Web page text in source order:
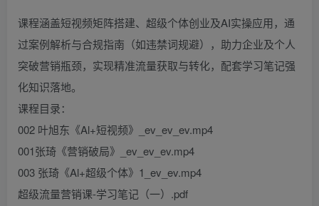
课程涵盖短视频矩阵搭建、超级个体创业及AI实操应用，通
过案例解析与合规指南（如违禁词规避），助力企业及个人
突破营销瓶颈，实现精准流量获取与转化，配套学习笔记强
化知识落地。
课程目录：
002 叶旭东《Al+短视频》_ev_ev_ev.mp4
001张琦《营销破局》_ev_ev_ev.mp4
003 张琦《Al+超级个体》1_ev_ev.mp4
超级流量营销课-学习笔记（一）.pdf